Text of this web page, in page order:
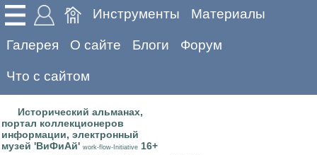
Инструменты Материалы
Галерея О сайте Блоги Форум
Что с сайтом
Исторический альманах,
портал коллекционеров
информации, электронный
музей 'ВиФиАй' work-flow-Initiative 16+